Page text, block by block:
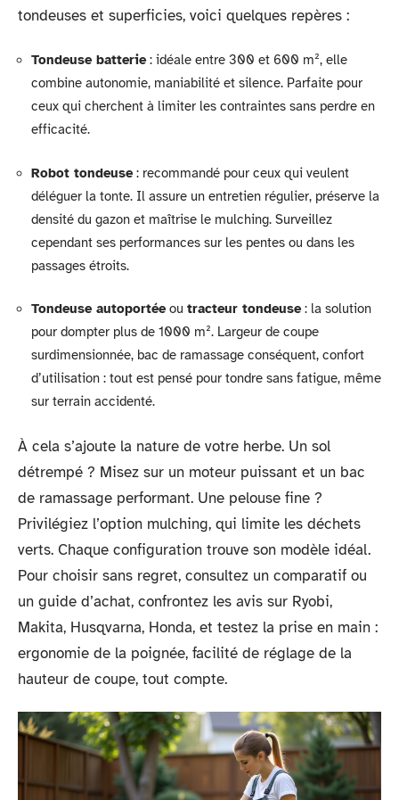
tondeuses et superficies, voici quelques repères :
Tondeuse batterie: idéale entre 300 et 600 m², elle
combine autonomie, maniabilité et silence. Parfaite pour
ceux qui cherchent à limiter les contraintes sans perdre en
efficacité.
Robot tondeuse: recommandé pour ceux qui veulent
déléguer la tonte. Il assure un entretien régulier, préserve la
densité du gazon et maîtrise le mulching. Surveillez
cependant ses performances sur les pentes ou dans les
passages étroits.
Tondeuse autoportéeou tracteur tondeuse: la solution
pour dompter plus de 1000 m². Largeur de coupe
surdimensionnée, bac de ramassage conséquent, confort
d’utilisation : tout est pensé pour tondre sans fatigue, même
sur terrain accidenté.
À cela s’ajoute la nature de votre herbe. Un sol
détrempé ? Misez sur un moteur puissant et un bac
de ramassage performant. Une pelouse fine ?
Privilégiez l’option mulching, qui limite les déchets
verts. Chaque configuration trouve son modèle idéal.
Pour choisir sans regret, consultez un comparatif ou
un guide d’achat, confrontez les avis sur Ryobi,
Makita, Husqvarna, Honda, et testez la prise en main :
ergonomie de la poignée, facilité de réglage de la
hauteur de coupe, tout compte.